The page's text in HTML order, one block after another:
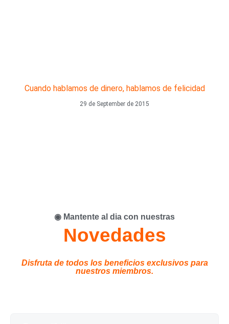
Cuando hablamos de dinero, hablamos de felicidad
29 de September de 2015
◉ Mantente al dia con nuestras
Novedades
Disfruta de todos los beneficios exclusivos para
nuestros miembros.